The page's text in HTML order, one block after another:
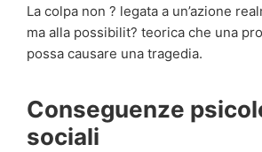
La colpa non ? legata a un’azione
ma alla possibilit? teorica che una
possa causare una tragedia.
Conseguenze
sociali